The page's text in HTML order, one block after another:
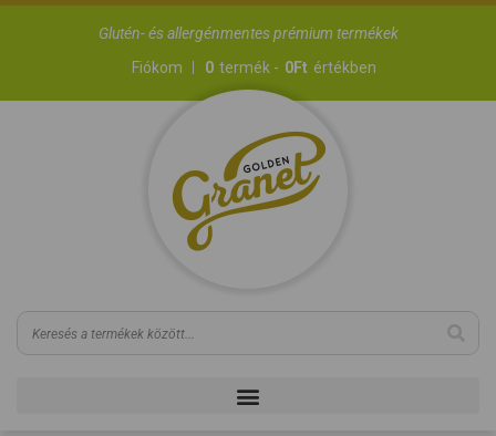
Glutén- és allergénmentes prémium termékek
Fiókom
0 termék - 0Ft értékben